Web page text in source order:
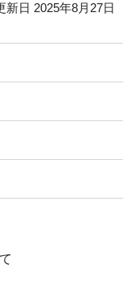
新日 2025年8月27日